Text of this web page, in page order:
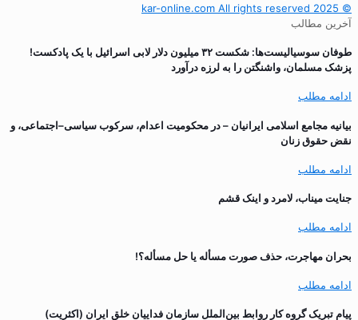
© 2025 kar-online.com All rights reserved
آخرین مطالب
طوفان سوسیالیست‌ها: شکست ۳۲ میلیون دلار لابی اسرائیل با یک پادکست!
پزشک مسلمان، واشنگتن را به لرزه درآورد
ادامه مطلب
بیانیه مجامع اسلامی ایرانیان – در محکومیت اعدام، سرکوب سیاسی–اجتماعی، و
نقض حقوق زنان
ادامه مطلب
جنایت میناب، لامرد و اینک قشم
ادامه مطلب
بحران مهاجرت‌، حذف صورت مسأله یا حل مسأله؟!
ادامه مطلب
پیام تبریک گروه کار روابط بین‌الملل سازمان فداییان خلق ایران (اکثریت)